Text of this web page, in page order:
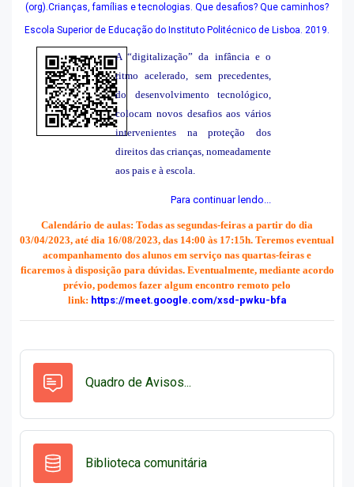
(org).Crianças, famílias e tecnologias. Que desafios? Que caminhos?
Escola Superior de Educação do Instituto Politécnico de Lisboa. 2019.
A “digitalização” da infância e o
ritmo acelerado, sem precedentes,
do desenvolvimento tecnológico,
colocam novos desafios aos vários
intervenientes na proteção dos
direitos das crianças, nomeadamente
aos pais e à escola.
Para continuar lendo...
Calendário de aulas: Todas as segundas-feiras a partir do dia
03/04/2023, até dia 16/08/2023, das 14:00 às 17:15h. Teremos eventual
acompanhamento dos alunos em serviço nas quartas-feiras e
ficaremos à disposição para dúvidas. Eventualmente, mediante acordo
prévio, podemos fazer algum encontro remoto pelo
link: https://meet.google.com/xsd-pwku-bfa
Quadro de Avisos...
Biblioteca comunitáriaBase de dados